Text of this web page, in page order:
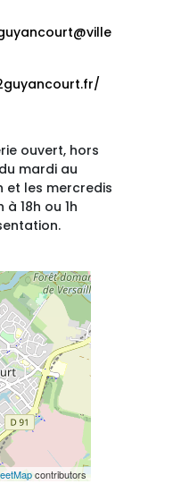
ouvert, hors
mardi au
et les mercredis
à 18h ou 1h
contributors